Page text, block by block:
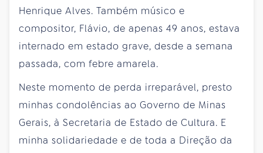
Henrique Alves. Também músico e
compositor, Flávio, de apenas 49 anos, estava
internado em estado grave, desde a semana
passada, com febre amarela.
Neste momento de perda irreparável, presto
minhas condolências ao Governo de Minas
Gerais, à Secretaria de Estado de Cultura. E
minha solidariedade e de toda a Direção da